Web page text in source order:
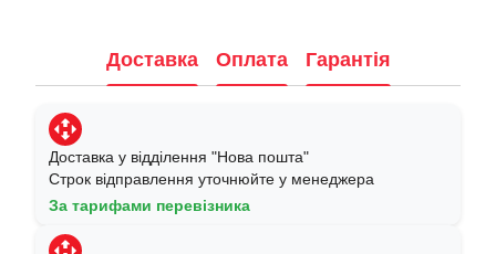
Доставка Оплата Гарантія
Доставка у відділення "Нова пошта"
Строк відправлення уточнюйте у менеджера
За тарифами перевізника